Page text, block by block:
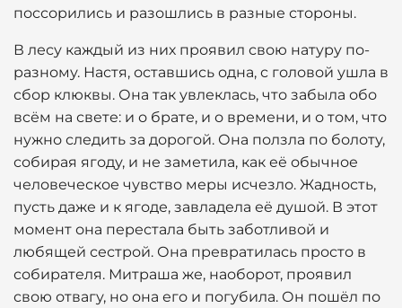
поссорились и разошлись в разные стороны.
В лесу каждый из них проявил свою натуру по-
разному. Настя, оставшись одна, с головой ушла в
сбор клюквы. Она так увлеклась, что забыла обо
всём на свете: и о брате, и о времени, и о том, что
нужно следить за дорогой. Она ползла по болоту,
собирая ягоду, и не заметила, как её обычное
человеческое чувство меры исчезло. Жадность,
пусть даже и к ягоде, завладела её душой. В этот
момент она перестала быть заботливой и
любящей сестрой. Она превратилась просто в
собирателя. Митраша же, наоборот, проявил
свою отвагу, но она его и погубила. Он пошёл по